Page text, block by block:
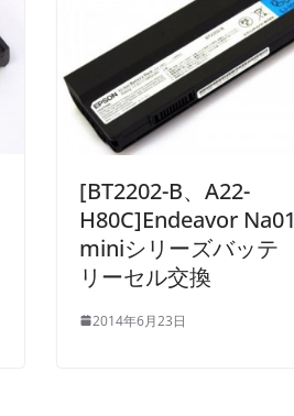
[BT2202-B、A22-
H80C]Endeavor Na01
miniシリーズバッテ
リーセル交換
2014年6月23日